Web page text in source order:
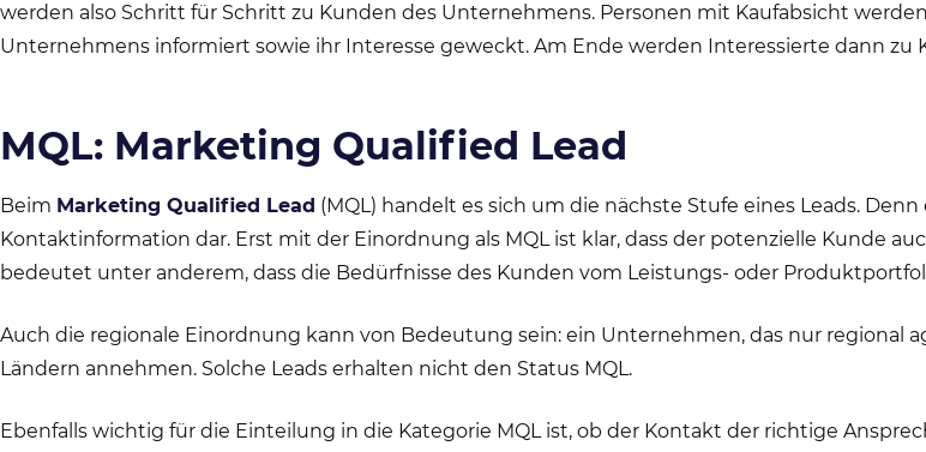
werden also Schritt für Schritt zu Kunden des Unternehmens. Personen mit Kaufabsicht
Unternehmens informiert sowie ihr Interesse geweckt. Am Ende werden Interessierte dann
MQL: Marketing Qualified Lead
Beim Marketing Qualified Lead (MQL) handelt es sich um die nächste Stufe eines Leads.
Kontaktinformation dar. Erst mit der Einordnung als MQL ist klar, dass der potenzielle Kunde
bedeutet unter anderem, dass die Bedürfnisse des Kunden vom Leistungs- oder
Auch die regionale Einordnung kann von Bedeutung sein: ein Unternehmen, das nur regional
Ländern annehmen. Solche Leads erhalten nicht den Status MQL.
Ebenfalls wichtig für die Einteilung in die Kategorie MQL ist, ob der Kontakt der richtige